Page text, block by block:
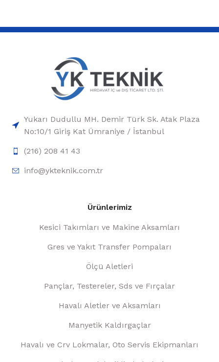
Yukarı Dudullu MH. Demir Türk Sk. Atak Plaza
No:10/1 Giriş Kat Ümraniye / İstanbul
(216) 208 41 43
info@ykteknik.com.tr
Ürünlerimiz
Kesici Takımları ve Makine Aksamları
Gres ve Yakıt Transfer Pompaları
Ölçü Aletleri
Pançlar, Testereler, Sds ve Fırçalar
Havalı Aletler ve Aksamları
Manyetik Kaldırgaçlar
Havalı ve Crv Lokmalar, Oto Servis Ekipmanları